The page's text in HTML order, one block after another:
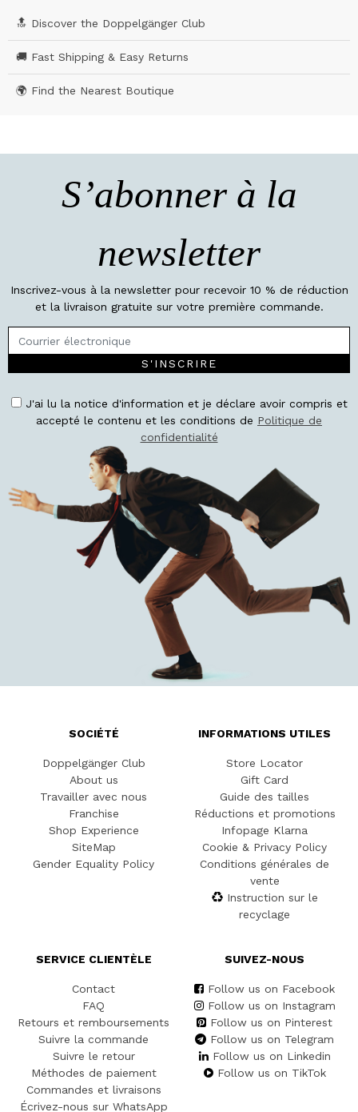
🔝 Discover the Doppelgänger Club
🚚 Fast Shipping & Easy Returns
🌍 Find the Nearest Boutique
S’abonner à la
newsletter
Inscrivez-vous à la newsletter pour recevoir 10 % de réduction
et la livraison gratuite sur votre première commande.
S'INSCRIRE
J'ai lu la notice d'information et je déclare avoir compris et
accepté le contenu et les conditions de Politique de
confidentialité
SOCIÉTÉ
Doppelgänger Club
About us
Travailler avec nous
Franchise
Shop Experience
SiteMap
Gender Equality Policy
INFORMATIONS UTILES
Store Locator
Gift Card
Guide des tailles
Réductions et promotions
Infopage Klarna
Cookie & Privacy Policy
Conditions générales de
vente
Instruction sur le
recyclage
SERVICE CLIENTÈLE
Contact
FAQ
Retours et remboursements
Suivre la commande
Suivre le retour
Méthodes de paiement
Commandes et livraisons
Écrivez-nous sur WhatsApp
SUIVEZ-NOUS
Follow us on Facebook
Follow us on Instagram
Follow us on Pinterest
Follow us on Telegram
Follow us on Linkedin
Follow us on TikTok